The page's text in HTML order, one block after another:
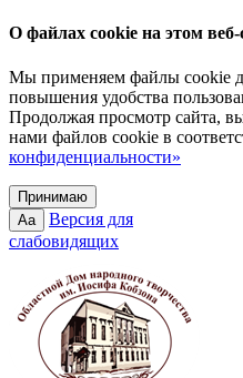
О файлах cookie на этом веб-
Мы применяем файлы cookie
повышения удобства
Продолжая просмотр сайта,
нами файлов cookie в
конфиденциальности»
Принимаю
Aa
Версия для
слабовидящих